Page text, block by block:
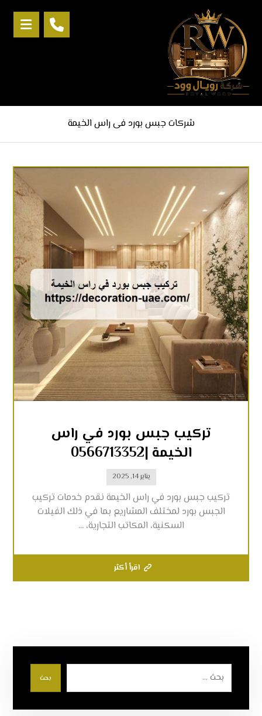
شركات جبس بورد فى راس الخيمة
تركيب جبس بورد في راس
الخيمة |0566713352
يناير 14, 2025
تركيب جبس بورد في راس الخيمة نقدم خدمات تركيب
الجبس بورد لمختلف المشاريع بما في ذلك الفيلات
السكنية، المكاتب التجارية، ...
اقرأ أكثر
بحث